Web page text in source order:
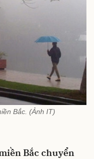
Bắc. (Ảnh IT)
Bắc chuyển